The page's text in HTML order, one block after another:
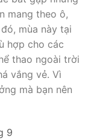
mang theo ô,
mùa này tại
hợp cho các
thao ngoài trời
vắng vẻ. Vì
mà bạn nên
9